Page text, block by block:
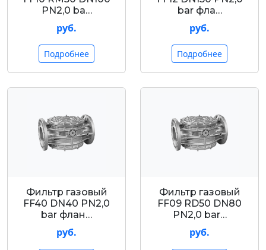
PN2,0 ba…
руб.
Подробнее
bar фла…
руб.
Подробнее
Фильтр газовый
FF40 DN40 PN2,0
bar флан…
руб.
Фильтр газовый
FF09 RD50 DN80
PN2,0 bar…
руб.